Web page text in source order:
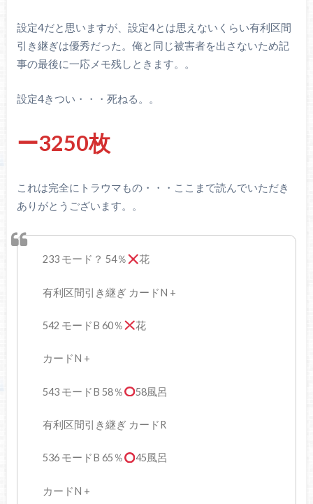
設定4だと思いますが、設定4とは思えないくらい有利区間
引き継ぎは優秀だった。俺と同じ被害者を出さないため記
事の最後に一応メモ残しときます。。
設定4きつい・・・死ねる。。
ー3250枚
これは完全にトラウマもの・・・ここまで読んでいただき
ありがとうございます。。
233 モード？ 54％ 花
有利区間引き継ぎ カードN +
542 モードB 60％ 花
カードN +
543 モードB 58％ 58風呂
有利区間引き継ぎ カードR
536 モードB 65％ 45風呂
カードN +